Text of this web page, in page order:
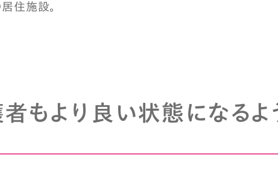
住施設。
もより良い状態になるよ